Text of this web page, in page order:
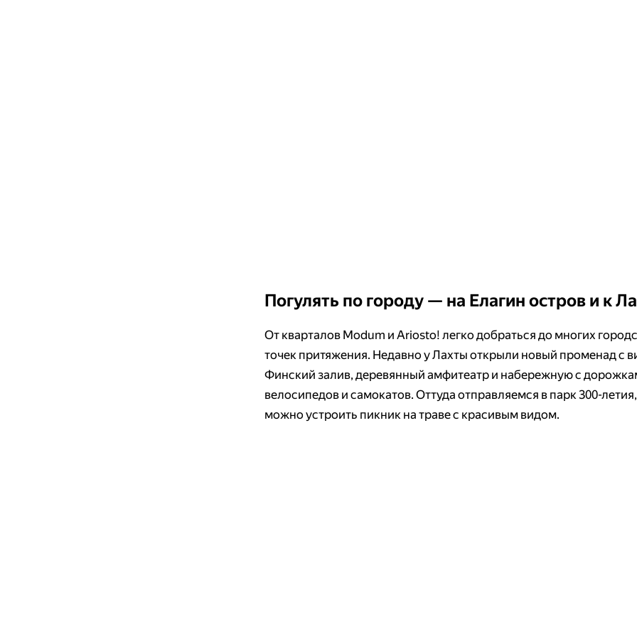
Погулять по городу — на Елагин остров и к
От кварталов Modum и Ariosto! легко добраться до многих
точек притяжения. Недавно у Лахты открыли новый променад с
Финский залив, деревянный амфитеатр и набережную с
велосипедов и самокатов. Оттуда отправляемся в парк 300-летия,
можно устроить пикник на траве с красивым видом.